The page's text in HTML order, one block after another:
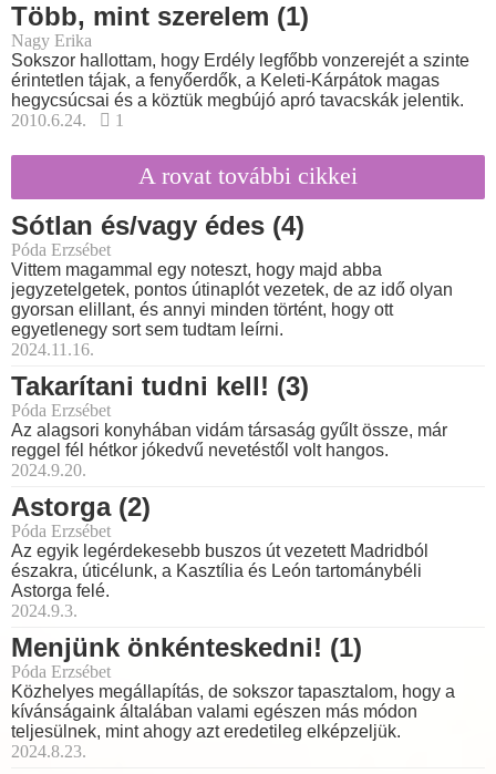
Több, mint szerelem (1)
Nagy Erika
Sokszor hallottam, hogy Erdély legfőbb vonzerejét a szinte
érintetlen tájak, a fenyőerdők, a Keleti-Kárpátok magas
hegycsúcsai és a köztük megbújó apró tavacskák jelentik.
2010.6.24.
1
A rovat további cikkei
Sótlan és/vagy édes (4)
Póda Erzsébet
Vittem magammal egy noteszt, hogy majd abba
jegyzetelgetek, pontos útinaplót vezetek, de az idő olyan
gyorsan elillant, és annyi minden történt, hogy ott
egyetlenegy sort sem tudtam leírni.
2024.11.16.
Takarítani tudni kell! (3)
Póda Erzsébet
Az alagsori konyhában vidám társaság gyűlt össze, már
reggel fél hétkor jókedvű nevetéstől volt hangos.
2024.9.20.
Astorga (2)
Póda Erzsébet
Az egyik legérdekesebb buszos út vezetett Madridból
északra, úticélunk, a Kasztília és León tartománybéli
Astorga felé.
2024.9.3.
Menjünk önkénteskedni! (1)
Póda Erzsébet
Közhelyes megállapítás, de sokszor tapasztalom, hogy a
kívánságaink általában valami egészen más módon
teljesülnek, mint ahogy azt eredetileg elképzeljük.
2024.8.23.